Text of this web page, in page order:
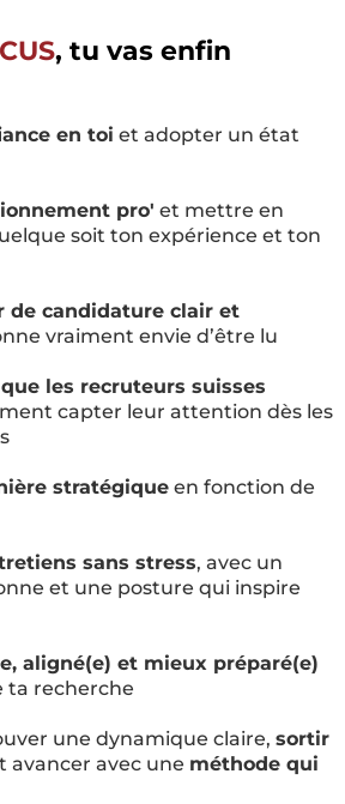
, tu vas enfin
en toi et adopter un état
pro' et mettre en
soit ton expérience et ton
de candidature clair et
vraiment envie d’être lu
les recruteurs suisses
capter leur attention dès les
stratégique en fonction de
sans stress, avec un
et une posture qui inspire
aligné(e) et mieux préparé(e)
ta recherche
une dynamique claire, sortir
avancer avec une méthode qui